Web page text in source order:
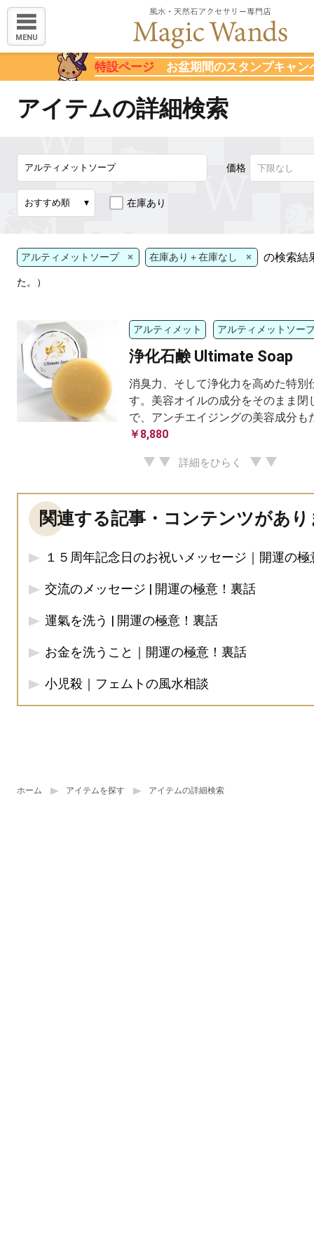
MENU
特設ページ お盆期間のスタンプキャン
ホーム アイテムを探す アイテムの詳細検索
アイテムの詳細検索
価格
在庫あり
アルティメットソープ × 在庫あり＋在庫なし × の検索結
た。）
アルティメット アルティメットソー
浄化石鹸 Ultimate Soap
消臭力、そして浄化力を高めた特別
す。美容オイルの成分をそのまま閉
で、アンチエイジングの美容成分も
￥8,880
詳細をひらく
関連する記事・コンテンツがあ
１５周年記念日のお祝いメッセージ｜開運の極
交流のメッセージ | 開運の極意！裏話
運氣を洗う | 開運の極意！裏話
お金を洗うこと｜開運の極意！裏話
小児殺｜フェムトの風水相談